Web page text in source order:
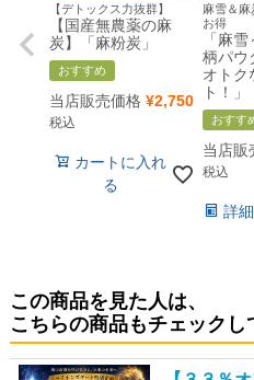
【デトックス力抜群】
【国産無農薬の麻
炭】「麻粉炭」
おすすめ
当店販売価格 ¥2,750
税込
カートに入れ
る
麻雪＆
お得
「麻
柄パウ
オトク
ト！」
おすす
当店販
税込
詳
この商品を見た人は、
こちらの商品もチェックし